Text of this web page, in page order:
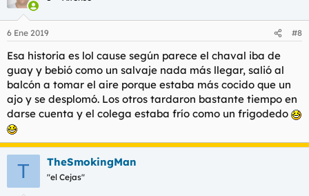
6 Ene 2019 #8
Esa historia es lol cause según parece el chaval iba de
guay y bebió como un salvaje nada más llegar, salió al
balcón a tomar el aire porque estaba más cocido que un
ajo y se desplomó. Los otros tardaron bastante tiempo en
darse cuenta y el colega estaba frío como un frigodedo
T TheSmokingMan
"el Cejas"